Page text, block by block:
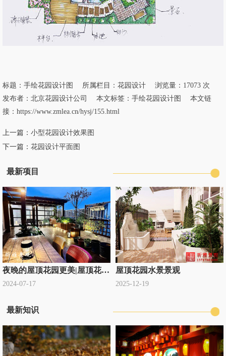
标题： 手绘花园设计图 所属栏目： 花园设计 浏览量：17073 次
发布者：北京花园设计公司 本文标签： 手绘花园设计图
本文链
接： https://www.zmlea.cn/hysj/155.html
上一篇： 小型花园设计效果图
下一篇： 花园设计平面图
最新项目
夜晚的屋顶花园更美|屋顶花园设计公司定制
2024-07-17
屋顶花园水景景观
2025-12-19
最新知识